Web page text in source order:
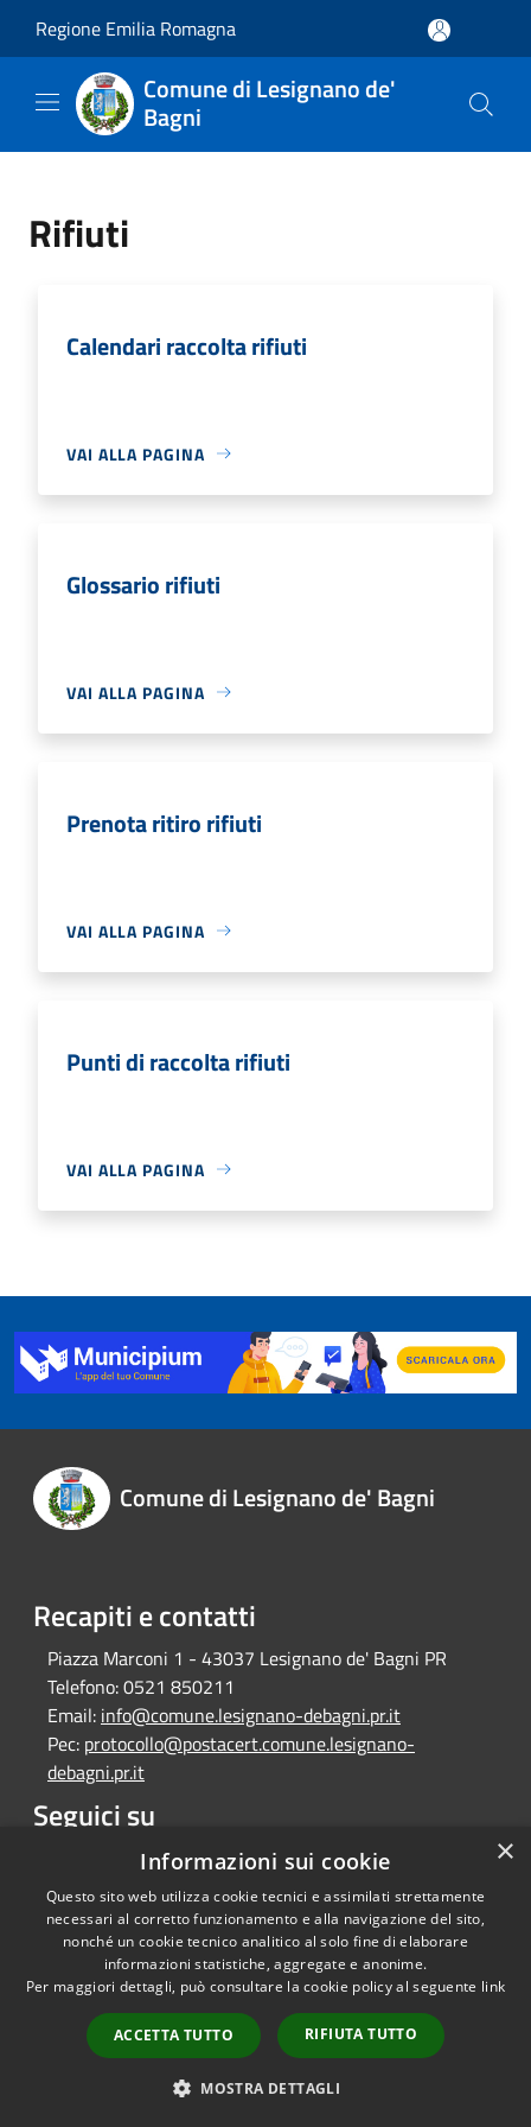
Regione Emilia Romagna
Comune di Lesignano de'
Bagni
Rifiuti
Calendari raccolta rifiuti
VAI ALLA PAGINA
Glossario rifiuti
VAI ALLA PAGINA
Prenota ritiro rifiuti
VAI ALLA PAGINA
Punti di raccolta rifiuti
VAI ALLA PAGINA
Comune di Lesignano de' Bagni
Recapiti e contatti
Piazza Marconi 1 - 43037 Lesignano de' Bagni PR
Telefono:0521 850211
Email: info@comune.lesignano-debagni.pr.it
Pec: protocollo@postacert.comune.lesignano-
debagni.pr.it
Seguici su
Facebook
Accessibilità
Copyright © 2026 • Comune di
Lesignano de' Bagni • Powered
byMunicipium
Accesso
redazione
×
Informazioni sui cookie
Questo sito web utilizza cookie tecnici e assimilati strettamente
necessari al corretto funzionamento e alla navigazione del sito,
nonché un cookie tecnico analitico al solo fine di elaborare
informazioni statistiche, aggregate e anonime.
Per maggiori dettagli, può consultare la cookie policy al seguente link
ACCETTA TUTTO RIFIUTA TUTTO
MOSTRA DETTAGLI